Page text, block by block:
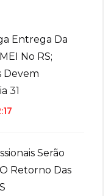
Entrega Da
No RS;
Devem
31
Serão
Retorno Das